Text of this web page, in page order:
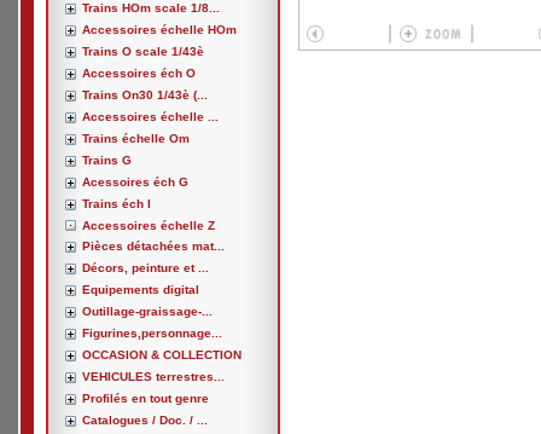
Trains HOm scale 1/8...
Accessoires échelle HOm
Trains O scale 1/43è
Accessoires éch O
Trains On30 1/43è (...
Accessoires échelle ...
Trains échelle Om
Trains G
Acessoires éch G
Trains éch I
Accessoires échelle Z
Pièces détachées mat...
Décors, peinture et ...
Equipements digital
Outillage-graissage-...
Figurines,personnage...
OCCASION & COLLECTION
VEHICULES terrestres...
Profilés en tout genre
Catalogues / Doc. / ...